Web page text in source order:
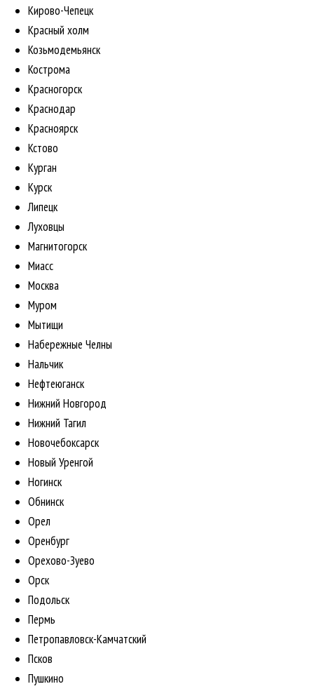
Кирово-Чепецк
Красный холм
Козьмодемьянск
Кострома
Красногорск
Краснодар
Красноярск
Кстово
Курган
Курск
Липецк
Луховцы
Магнитогорск
Миасс
Москва
Муром
Мытищи
Набережные Челны
Нальчик
Нефтеюганск
Нижний Новгород
Нижний Тагил
Новочебоксарск
Новый Уренгой
Ногинск
Обнинск
Орел
Оренбург
Орехово-Зуево
Орск
Подольск
Пермь
Петропавловск-Камчатский
Псков
Пушкино